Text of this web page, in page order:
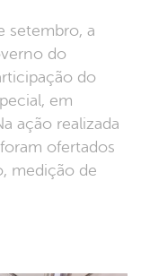
do
do
em
ação realizada
ofertados
medição de